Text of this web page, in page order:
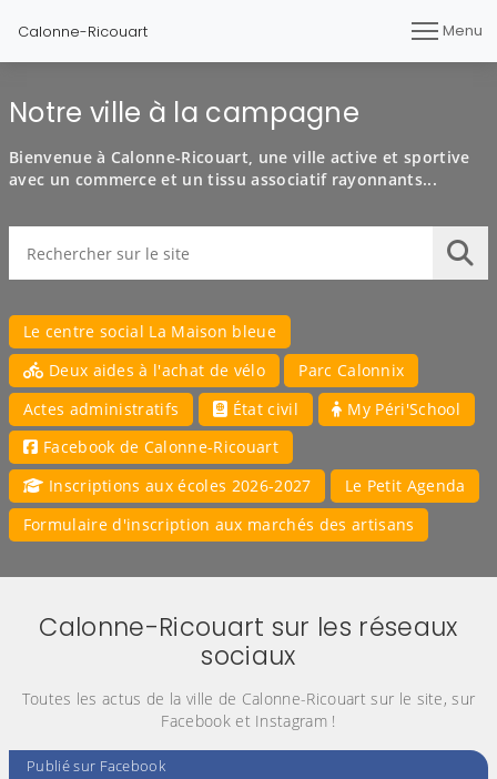
Calonne-Ricouart Menu
Notre ville à la campagne
Bienvenue à Calonne-Ricouart, une ville active et sportive
avec un commerce et un tissu associatif rayonnants...
Le centre social La Maison bleue
Deux aides à l'achat de vélo
Parc Calonnix
Actes administratifs
État civil
My Péri'School
Facebook de Calonne-Ricouart
Inscriptions aux écoles 2026-2027
Le Petit Agenda
Formulaire d'inscription aux marchés des artisans
Calonne-Ricouart sur les réseaux
sociaux
Toutes les actus de la ville de Calonne-Ricouart sur le site, sur
Facebook et Instagram !
Publié sur Facebook